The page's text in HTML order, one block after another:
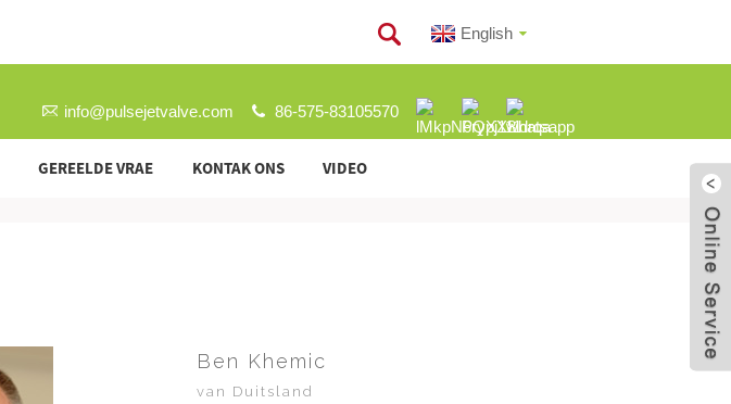
English
info@pulsejetvalve.com 86-575-83105570
GEREELDE VRAE KONTAK ONS VIDEO
Ben Khemic
van Duitsland